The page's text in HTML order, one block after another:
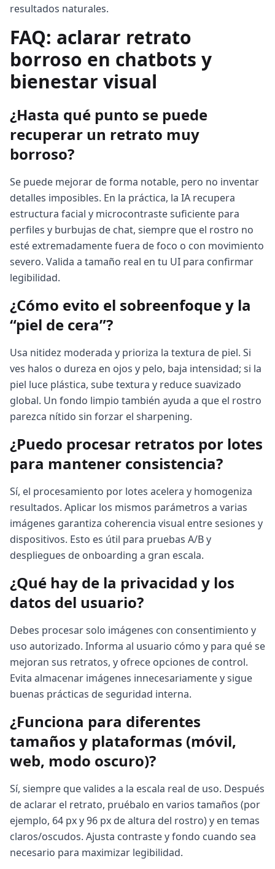
resultados naturales.
FAQ: aclarar retrato
borroso en chatbots y
bienestar visual
¿Hasta qué punto se puede
recuperar un retrato muy
borroso?
Se puede mejorar de forma notable, pero no inventar
detalles imposibles. En la práctica, la IA recupera
estructura facial y microcontraste suficiente para
perfiles y burbujas de chat, siempre que el rostro no
esté extremadamente fuera de foco o con movimiento
severo. Valida a tamaño real en tu UI para confirmar
legibilidad.
¿Cómo evito el sobreenfoque y la
“piel de cera”?
Usa nitidez moderada y prioriza la textura de piel. Si
ves halos o dureza en ojos y pelo, baja intensidad; si la
piel luce plástica, sube textura y reduce suavizado
global. Un fondo limpio también ayuda a que el rostro
parezca nítido sin forzar el sharpening.
¿Puedo procesar retratos por lotes
para mantener consistencia?
Sí, el procesamiento por lotes acelera y homogeniza
resultados. Aplicar los mismos parámetros a varias
imágenes garantiza coherencia visual entre sesiones y
dispositivos. Esto es útil para pruebas A/B y
despliegues de onboarding a gran escala.
¿Qué hay de la privacidad y los
datos del usuario?
Debes procesar solo imágenes con consentimiento y
uso autorizado. Informa al usuario cómo y para qué se
mejoran sus retratos, y ofrece opciones de control.
Evita almacenar imágenes innecesariamente y sigue
buenas prácticas de seguridad interna.
¿Funciona para diferentes
tamaños y plataformas (móvil,
web, modo oscuro)?
Sí, siempre que valides a la escala real de uso. Después
de aclarar el retrato, pruébalo en varios tamaños (por
ejemplo, 64 px y 96 px de altura del rostro) y en temas
claros/oscudos. Ajusta contraste y fondo cuando sea
necesario para maximizar legibilidad.